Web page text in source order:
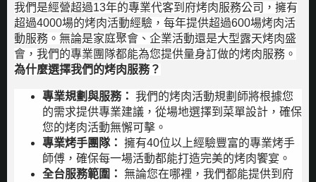
我們是經營超過13年的專業代客到府烤肉服務公司，擁有
超過4000場的烤肉活動經驗，每年提供超過600場烤肉活
動服務。無論是家庭聚會、企業活動還是大型露天烤肉盛
會，我們的專業團隊都能為您提供量身訂做的烤肉服務。
為什麼選擇我們的烤肉服務？
專業規劃與服務： 我們的烤肉活動規劃師將根據您
的需求提供專業建議，從場地選擇到菜單設計，確保
您的烤肉活動無懈可擊。
專業烤手團隊： 擁有40位以上經驗豐富的專業烤手
師傅，確保每一場活動都能打造完美的烤肉饗宴。
全台服務範圍： 無論您在哪裡，我們都能提供到府